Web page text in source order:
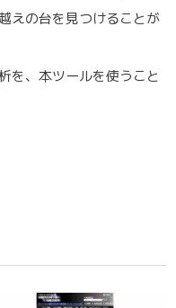
えの台を見つけることが
を、本ツールを使うこと